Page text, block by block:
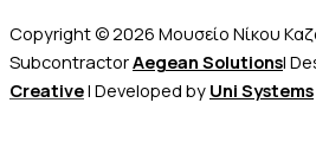
Copyright © 2026 Μουσείο Νίκου
SubcontractorAegean Solutions|
Creative| Developed by Uni Systems